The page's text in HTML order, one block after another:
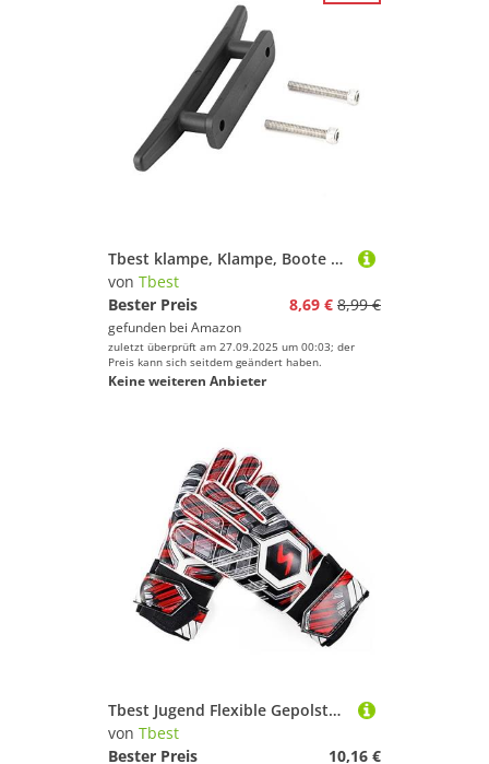
Tbest klampe, Klampe, Boote Klampe Belegklampe Bootsklampe Kajak Kanu Boot Cleat,1 Stück Nylon Schwarz Kajak Mooring Deck Cleat Anker Cleat Kit 2-Loch Open Anker Basis Mit Schrauben
von Tbest
Bester Preis
8,69 € 8,99 €
gefunden bei Amazon
zuletzt überprüft am 27.09.2025 um 00:03; der
Preis kann sich seitdem geändert haben.
Keine weiteren Anbieter
Tbest Jugend Flexible Gepolsterte Fußballhandschuhe für Jungen 8-12 Impact Schützen Atmungsaktive Torwarthandschuhe für Green 7# (6)
von Tbest
Bester Preis
10,16 €